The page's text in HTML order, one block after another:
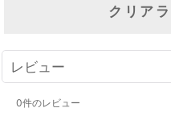
クリア
レビュー
0件のレビュー